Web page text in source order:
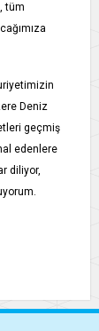
tüm
Deniz
geçmiş
edenlere
diliyor,